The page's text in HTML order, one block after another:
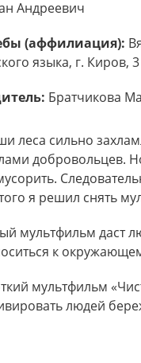
Андреевич
(аффилиация):
языка, г. Киров, 3
Братчикова
леса сильно
добровольцев.
я решил снять
мультфильм даст
к
мультфильм
людей